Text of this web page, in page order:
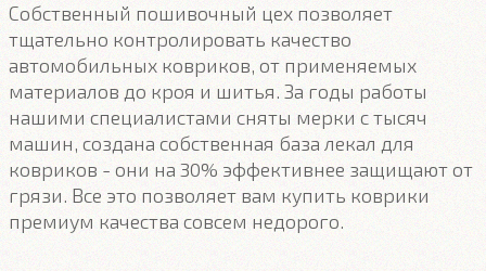
Собственный пошивочный цех позволяет
тщательно контролировать качество
автомобильных ковриков, от применяемых
материалов до кроя и шитья. За годы работы
нашими специалистами сняты мерки с тысяч
машин, создана собственная база лекал для
ковриков - они на 30% эффективнее защищают от
грязи. Все это позволяет вам купить коврики
премиум качества совсем недорого.